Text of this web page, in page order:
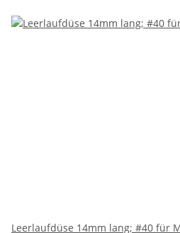
Leerlaufdüse 14mm lang; #40 für